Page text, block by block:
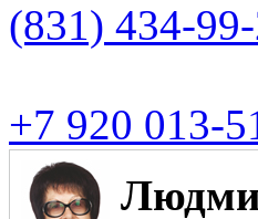
(831) 434-
+7 920 013-